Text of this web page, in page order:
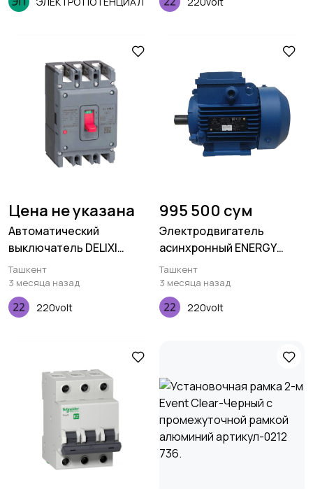
Цена не указана
Автоматический
выключатель DELIXI
CDM6i-250L 3P 160A
Ташкент
3 месяца назад
220volt
995 500 сум
Электродвигатель
асинхронный ENERGY
MOTORS АИР71 B6
Ташкент
3 месяца назад
220volt